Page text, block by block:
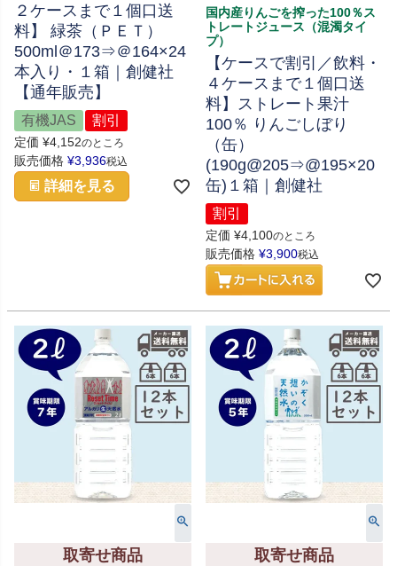
２ケースまで１個口送
料】 緑茶（ＰＥＴ）
500ml＠173⇒＠164×24
本入り・１箱｜創健社
【通年販売】
有機JAS 割引
定価 ¥4,152のところ
販売価格 ¥3,936税込
詳細を見る
国内産りんごを搾った100％ス
トレートジュース（混濁タイ
プ）
【ケースで割引／飲料・
４ケースまで１個口送
料】ストレート果汁
100％ りんごしぼり
（缶）
(190g@205⇒@195×20
缶)１箱｜創健社
割引
定価 ¥4,100のところ
販売価格 ¥3,900税込
取寄せ商品 取寄せ商品